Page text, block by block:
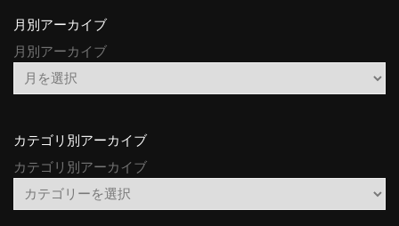
月別アーカイブ
月別アーカイブ
カテゴリ別アーカイブ
カテゴリ別アーカイブ